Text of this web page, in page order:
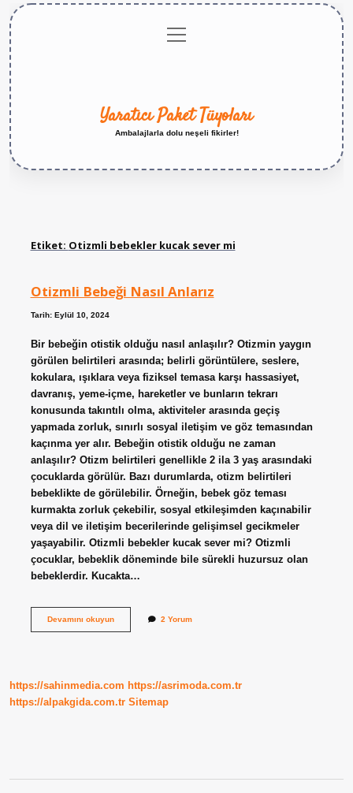
menüyü
aç
Yaratıcı Paket Tüyoları
Ambalajlarla dolu neşeli fikirler!
Etiket: Otizmli bebekler kucak sever mi
Otizmli Bebeği Nasıl Anlarız
Tarih: Eylül 10, 2024
Bir bebeğin otistik olduğu nasıl anlaşılır? Otizmin yaygın
görülen belirtileri arasında; belirli görüntülere, seslere,
kokulara, ışıklara veya fiziksel temasa karşı hassasiyet,
davranış, yeme-içme, hareketler ve bunların tekrarı
konusunda takıntılı olma, aktiviteler arasında geçiş
yapmada zorluk, sınırlı sosyal iletişim ve göz temasından
kaçınma yer alır. Bebeğin otistik olduğu ne zaman
anlaşılır? Otizm belirtileri genellikle 2 ila 3 yaş arasındaki
çocuklarda görülür. Bazı durumlarda, otizm belirtileri
bebeklikte de görülebilir. Örneğin, bebek göz teması
kurmakta zorluk çekebilir, sosyal etkileşimden kaçınabilir
veya dil ve iletişim becerilerinde gelişimsel gecikmeler
yaşayabilir. Otizmli bebekler kucak sever mi? Otizmli
çocuklar, bebeklik döneminde bile sürekli huzursuz olan
bebeklerdir. Kucakta…
Devamını okuyunOtizmli
2 Yorum
https://sahinmedia.com https://asrimoda.com.tr
https://alpakgida.com.tr Sitemap